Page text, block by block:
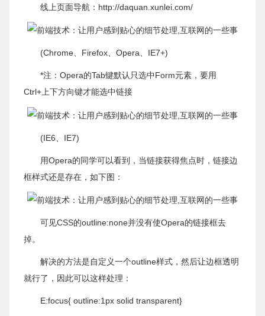
线上页面导航：http://daquan.xunlei.com/
(Chrome、Firefox、Opera、IE7+)
*注：Opera的Tab键默认只选中Form元素，要用
Ctrl+上下方向键才能选中链接
(IE6、IE7)
用Opera的同学可以看到，当链接获得焦点时，链接边
框样式还是存在，如下图：
可见CSS的outline:none并没有使Opera的链接框去
掉。
解决的方法是自定义一个outline样式，然后让边框透明
就行了，因此可以这样处理：
E:focus{ outline:1px solid transparent}